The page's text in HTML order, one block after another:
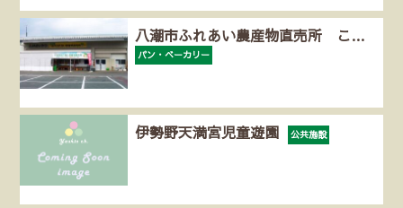
八潮市ふれあい農産物直売所 こ…
パン・ベーカリー
伊勢野天満宮児童遊園 公共施設